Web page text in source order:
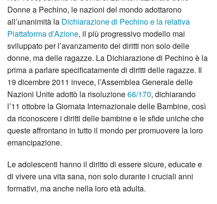
Donne a Pechino, le nazioni del mondo adottarono
all’unanimità la Dichiarazione di Pechino e la relativa
Piattaforma d’Azione, il più progressivo modello mai
sviluppato per l’avanzamento dei diritti non solo delle
donne, ma delle ragazze. La Dichiarazione di Pechino è la
prima a parlare specificatamente di diritti delle ragazze. Il
19 dicembre 2011 invece, l’Assemblea Generale delle
Nazioni Unite adottò la risoluzione66/170, dichiarando
l’11 ottobre la Giornata Internazionale delle Bambine, così
da riconoscere i diritti delle bambine e le sfide uniche che
queste affrontano in tutto il mondo per promuovere la loro
emancipazione.
Le adolescenti hanno il diritto di essere sicure, educate e
di vivere una vita sana, non solo durante i cruciali anni
formativi, ma anche nella loro età adulta.